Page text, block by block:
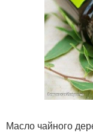
Масло чайного